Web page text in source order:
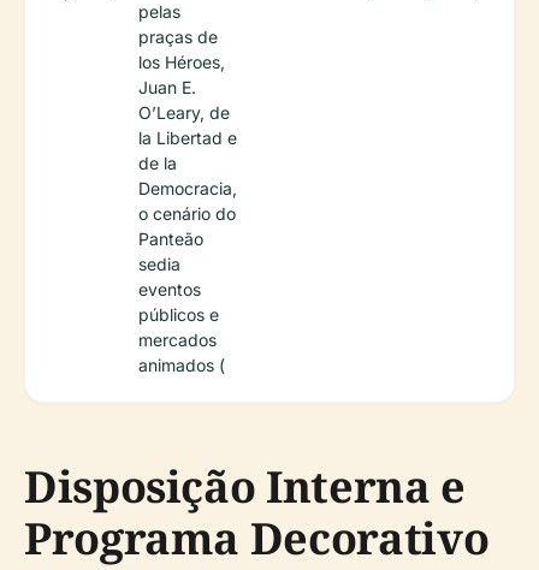
pelas
praças de
los Héroes,
Juan E.
O’Leary, de
la Libertad e
de la
Democracia,
o cenário do
Panteão
sedia
eventos
públicos e
mercados
animados (
Disposição Interna e
Programa Decorativo